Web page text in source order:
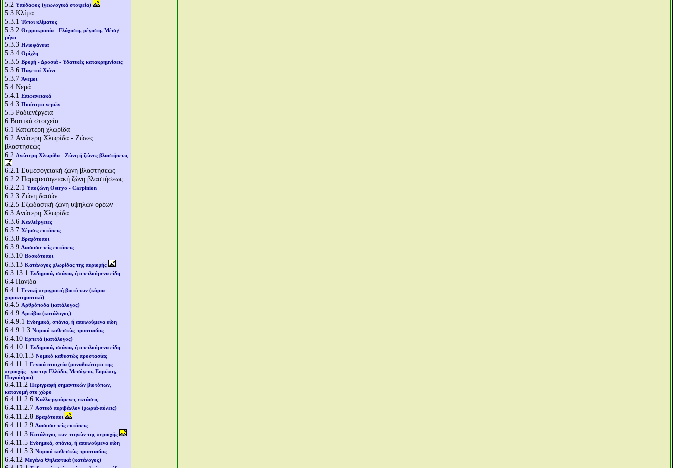
5.2 Υπέδαφος (γεωλογικά στοιχεία)
5.3 Κλίμα
5.3.1 Τύποι κλίματος
5.3.2 Θερμοκρασία - Ελάχιστη, μέγιστη, Μέση/
μήνα
5.3.3 Ηλιοφάνεια
5.3.4 Ομίχλη
5.3.5 Βροχή - Δροσιά - Υδατικές κατακρημνίσεις
5.3.6 Παγετοί-Χιόνι
5.3.7 Άνεμοι
5.4 Νερά
5.4.1 Επιφανειακά
5.4.3 Ποιότητα νερών
5.5 Ραδιενέργεια
6 Βιοτικά στοιχεία
6.1 Κατώτερη χλωρίδα
6.2 Aνώτερη Χλωρίδα - Ζώνες
βλαστήσεως
6.2 Aνώτερη Χλωρίδα - Ζώνη ή ζώνες βλαστήσεως
6.2.1 Ευμεσογειακή ζώνη βλαστήσεως
6.2.2 Παραμεσογειακή ζώνη βλαστήσεως
6.2.2.1 Υποζώνη Ostryo - Carpinion
6.2.3 Ζώνη δασών
6.2.5 Εξωδασική ζώνη υψηλών ορέων
6.3 Aνώτερη Χλωρίδα
6.3.6 Καλλιέργειες
6.3.7 Χέρσες εκτάσεις
6.3.8 Βραχότοποι
6.3.9 Δασοσκεπείς εκτάσεις
6.3.10 Βοσκότοποι
6.3.13 Κατάλογος χλωρίδας της περιοχής
6.3.13.1 Ενδημικά, σπάνια, ή απειλούμενα είδη
6.4 Πανίδα
6.4.1 Γενική περιγραφή βιοτόπων (κύρια
χαρακτηριστικά)
6.4.5 Αρθρόποδα (κατάλογος)
6.4.9 Αμφίβια (κατάλογος)
6.4.9.1 Ενδημικά, σπάνια, ή απειλούμενα είδη
6.4.9.1.3 Νομικό καθεστώς προστασίας
6.4.10 Ερπετά (κατάλογος)
6.4.10.1 Ενδημικά, σπάνια, ή απειλούμενα είδη
6.4.10.1.3 Νομικό καθεστώς προστασίας
6.4.11.1 Γενικά στοιχεία (μοναδικότητα της
περιοχής - για την Ελλάδα, Μεσόγειο, Ευρώπη,
Παγκόσμια)
6.4.11.2 Περιγραφή σημαντικών βιοτόπων,
κατανομή στο χώρο
6.4.11.2.6 Καλλιεργούμενες εκτάσεις
6.4.11.2.7 Αστικό περιβάλλον (χωριά-πόλεις)
6.4.11.2.8 Βραχότοποι
6.4.11.2.9 Δασοσκεπείς εκτάσεις
6.4.11.3 Κατάλογος των πτηνών της περιοχής
6.4.11.5 Ενδημικά, σπάνια, ή απειλούμενα είδη
6.4.11.5.3 Νομικό καθεστώς προστασίας
6.4.12 Μεγάλα Θηλαστικά (κατάλογος)